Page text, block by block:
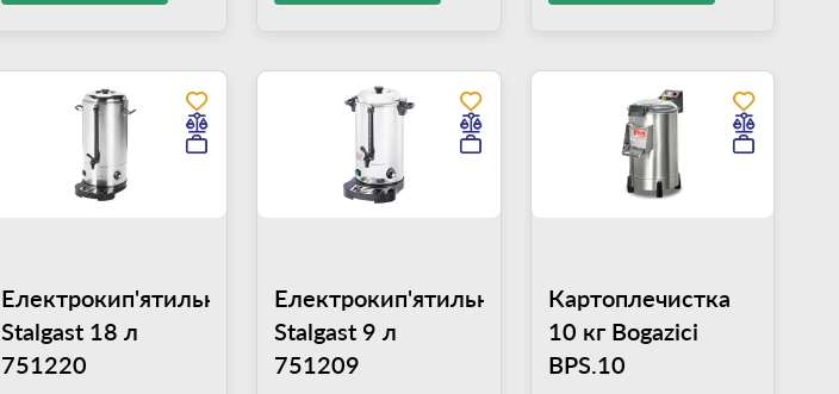
Електрокип'ятильник
Stalgast 18 л
751220
Електрокип'ятильник
Stalgast 9 л
751209
Картоплечистка
10 кг Bogazici
BPS.10